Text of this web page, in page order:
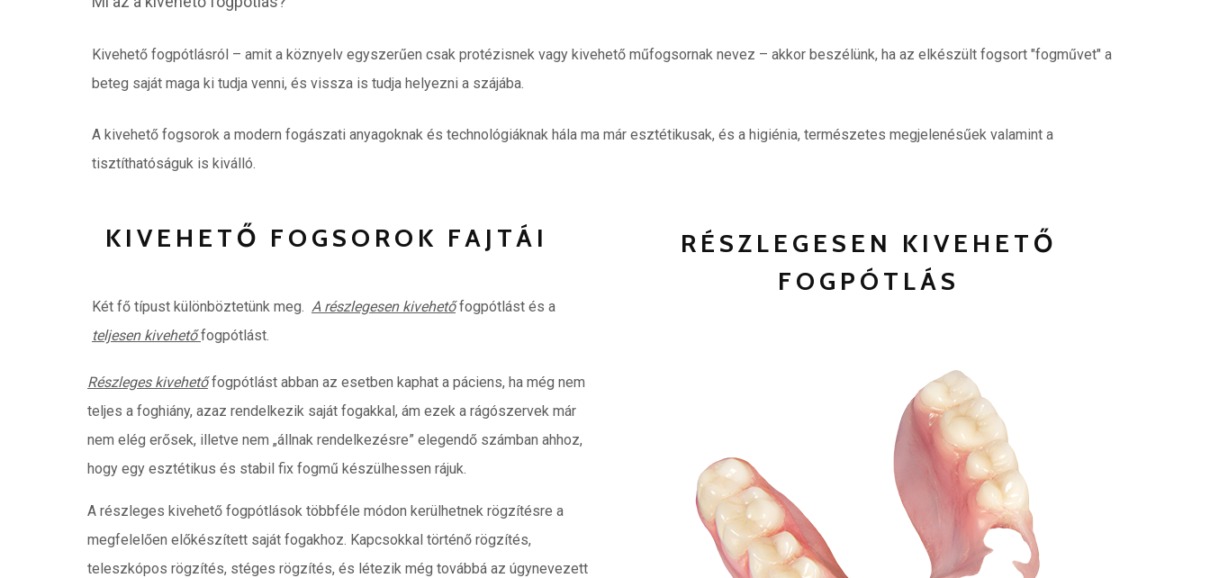
Kivehető fogpótlásról – amit a köznyelv egyszerűen csak protézisnek vagy kivehető műfogsornak nevez – akkor beszélünk, ha az elkészült fogsort "fogművet" a
beteg saját maga ki tudja venni, és vissza is tudja helyezni a szájába.
A kivehető fogsorok a modern fogászati anyagoknak és technológiáknak hála ma már esztétikusak, és a higiénia, természetes megjelenésűek valamint a
tisztíthatóságuk is kiválló.
KIVEHETŐ FOGSOROK FAJTÁI
Két fő típust különböztetünk meg. A részlegesen kivehetőfogpótlást és a
teljesen kivehetőfogpótlást.
Részleges kivehetőfogpótlást abban az esetben kaphat a páciens, ha még nem
teljes a foghiány, azaz rendelkezik saját fogakkal, ám ezek a rágószervek már
nem elég erősek, illetve nem „állnak rendelkezésre” elegendő számban ahhoz,
hogy egy esztétikus és stabil fix fogmű készülhessen rájuk.
A részleges kivehető fogpótlások többféle módon kerülhetnek rögzítésre a
megfelelően előkészített saját fogakhoz. Kapcsokkal történő rögzítés,
teleszkópos rögzítés, stéges rögzítés, és létezik még továbbá az úgynevezett
RÉSZLEGESEN KIVEHETŐ
FOGPÓTLÁS